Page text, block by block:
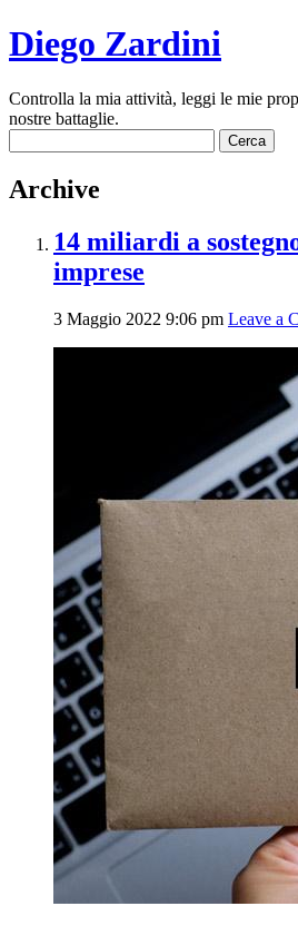
Diego Zardini
Controlla la mia attività, leggi le mie
nostre battaglie.
per:
Archive
14 miliardi a
imprese
3 Maggio 2022 9:06 pm Leave a